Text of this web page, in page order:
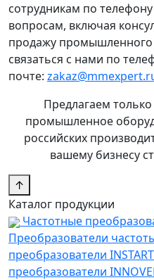
сотрудникам по
вопросам, включая
продажу
связаться с нами по
почте:
Предлагаем
промышленное
российских
вашему бизнесу
↑
Каталог продукции
Частотные
Преобразователи
преобразователи INSTART
преобразователи